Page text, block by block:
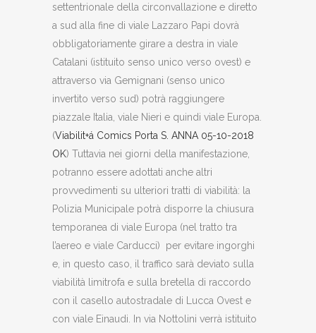
settentrionale della circonvallazione e diretto
a sud alla fine di viale Lazzaro Papi dovrà
obbligatoriamente girare a destra in viale
Catalani (istituito senso unico verso ovest) e
attraverso via Gemignani (senso unico
invertito verso sud) potrà raggiungere
piazzale Italia, viale Nieri e quindi viale Europa.
(Viabilit+á Comics Porta S. ANNA 05-10-2018
OK) Tuttavia nei giorni della manifestazione,
potranno essere adottati anche altri
provvedimenti su ulteriori tratti di viabilità: la
Polizia Municipale potrà disporre la chiusura
temporanea di viale Europa (nel tratto tra
l’aereo e viale Carducci) per evitare ingorghi
e, in questo caso, il traffico sarà deviato sulla
viabilità limitrofa e sulla bretella di raccordo
con il casello autostradale di Lucca Ovest e
con viale Einaudi. In via Nottolini verrà istituito